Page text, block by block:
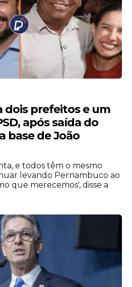
ou seja, às
sábados, nos horários
13h e 14h às 16h. Já as
não sejam familiares
ou médicos estarão
dois prefeitos e um
após saída do
base de João
e todos têm o mesmo
levando Pernambuco ao
que merecemos', disse a